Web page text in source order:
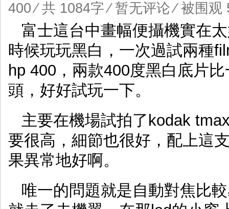
400⁄ 共 1084字⁄暂无评论⁄ 被围观
富士這台中畫幅便攝機實在
時候玩玩黑白，一次過試兩種
hp 400，兩款400度黑白底片
頭，好好試玩一下。
主要在機場試拍了kodak
要很高，細節也很好，配上這
果異常地好啊。
唯一的問題就是自動對焦比